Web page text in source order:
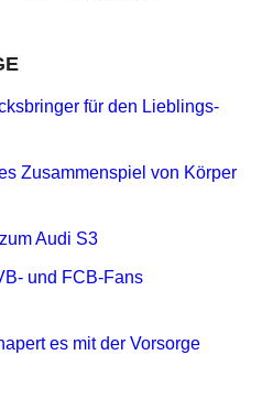
für den Lieblings-
Zusammenspiel von Körper
Audi S3
und FCB-Fans
es mit der Vorsorge